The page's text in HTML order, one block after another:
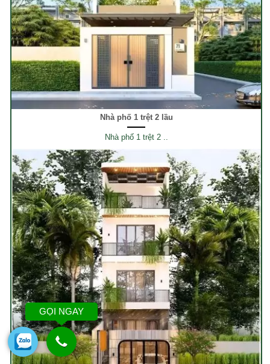
Nhà phố 1 trệt 2 lầu
Nhà phố 1 trệt 2 ..
GỌI NGAY